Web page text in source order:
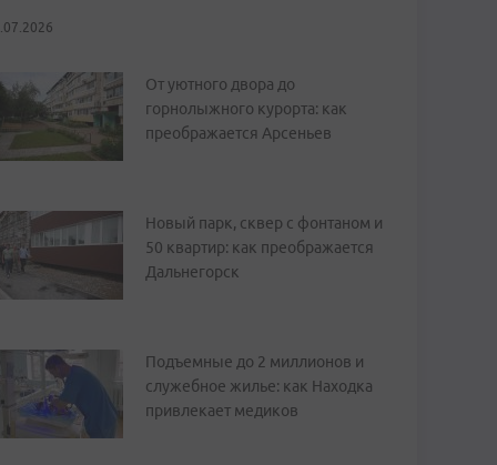
От уютного двора до
горнолыжного курорта: как
преображается Арсеньев
Новый парк, сквер с фонтаном и
50 квартир: как преображается
Дальнегорск
Подъемные до 2 миллионов и
служебное жилье: как Находка
привлекает медиков